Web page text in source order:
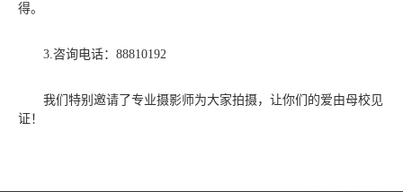
得。
3.咨询电话：88810192
我们特别邀请了专业摄影师为大家拍摄，让你们的爱由母校见
证！